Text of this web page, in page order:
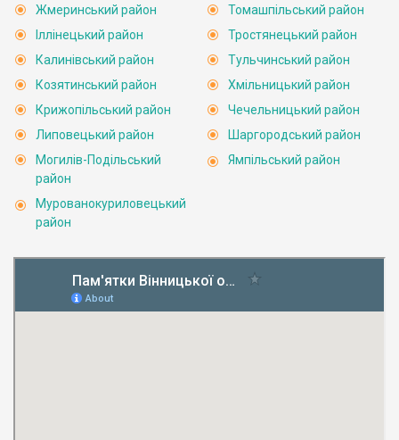
Жмеринський район
Іллінецький район
Калинівський район
Козятинський район
Крижопільський район
Липовецький район
Могилів-Подільський
район
Мурованокуриловецький
район
Томашпільський район
Тростянецький район
Тульчинський район
Хмільницький район
Чечельницький район
Шаргородський район
Ямпільський район